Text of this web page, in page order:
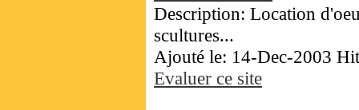
Description: Location
scultures...
Ajouté le: 14-Dec-2003
Evaluer ce site